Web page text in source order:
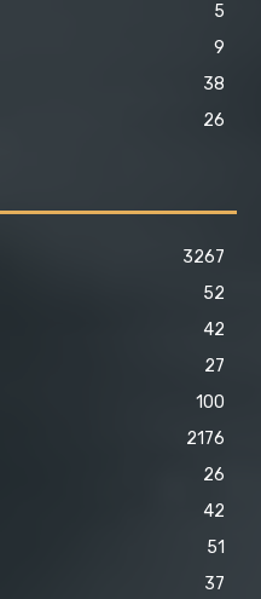
5
9
38
26
3267
52
42
27
100
2176
26
42
51
37